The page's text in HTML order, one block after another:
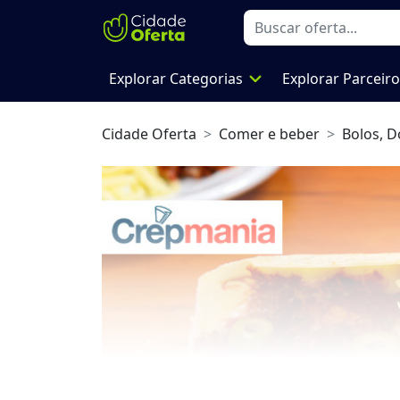
Explorar Categorias expand_more Explorar
Cidade Oferta Comer e beber Bolos,